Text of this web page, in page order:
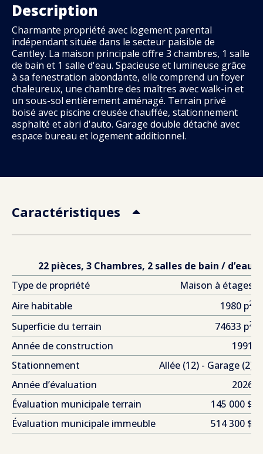
Description
Charmante propriété avec logement parental
indépendant située dans le secteur paisible de
Cantley. La maison principale offre 3 chambres, 1 salle
de bain et 1 salle d'eau. Spacieuse et lumineuse grâce
à sa fenestration abondante, elle comprend un foyer
chaleureux, une chambre des maîtres avec walk-in et
un sous-sol entièrement aménagé. Terrain privé
boisé avec piscine creusée chauffée, stationnement
asphalté et abri d'auto. Garage double détaché avec
espace bureau et logement additionnel.
Caractéristiques
22 pièces, 3 Chambres, 2 salles de bain / d’eau
Type de propriété
Maison à étages
Aire habitable
1980 p2
Superficie du terrain 74633 p2
Année de construction
1991
Stationnement
Allée (12) - Garage (2)
Année d’évaluation
2026
Évaluation municipale terrain
145 000 $
Évaluation municipale immeuble
514 300 $